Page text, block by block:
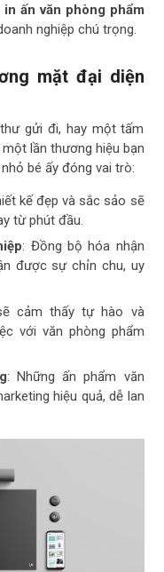
in ấn văn phòng phẩm
nghiệp chú trọng.
mặt đại diện
gửi đi, hay một tấm
lần thương hiệu bạn
bé ấy đóng vai trò:
kế đẹp và sắc sảo sẽ
từ phút đầu.
: Đồng bộ hóa nhận
được sự chỉn chu, uy
cảm thấy tự hào và
với văn phòng phẩm
: Những ấn phẩm văn
hiệu quả, dễ lan